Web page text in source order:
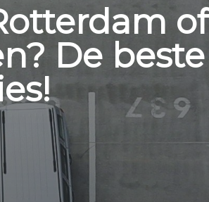
of
De beste